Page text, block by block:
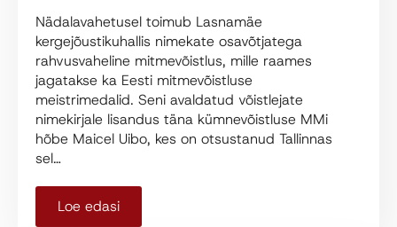
Nädalavahetusel toimub Lasnamäe
kergejõustikuhallis nimekate osavõtjatega
rahvusvaheline mitmevõistlus, mille raames
jagatakse ka Eesti mitmevõistluse
meistrimedalid. Seni avaldatud võistlejate
nimekirjale lisandus täna kümnevõistluse MMi
hõbe Maicel Uibo, kes on otsustanud Tallinnas
sel…
Loe edasi